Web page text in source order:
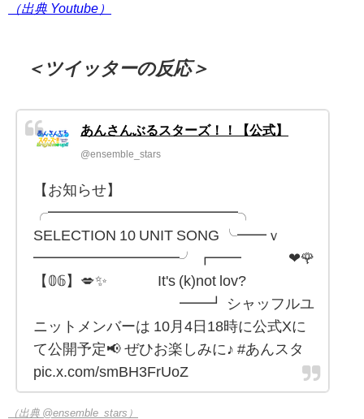
（出典 Youtube）
＜ツイッターの反応＞
あんさんぶるスターズ！！【公式】
@ensemble_stars
【お知らせ】
╭━━━━━━━━━━━━━╮
SELECTION 10 UNIT SONG ╰━━ｖ
━━━━━━━━━━╯ ┏━━ ❤🌹
【𝟘𝟞】💋✨️ It's (k)not lov?
━━┛ シャッフルユ
ニットメンバーは 10月4日18時に公式Xに
て公開予定📢 ぜひお楽しみに♪ #あんスタ
pic.x.com/smBH3FrUoZ
（出典 @ensemble_stars）